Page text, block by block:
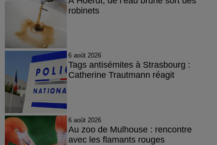
robinets
6 août 2026
Tags antisémites à Strasbourg :
Catherine Trautmann réagit
6 août 2026
Au zoo de Mulhouse : rencontre
avec les flamants rouges